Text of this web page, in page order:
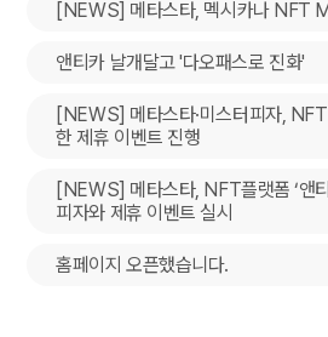
[NEWS] 메타스타, 멕시카나 NFT
앤티카 날개달고 '다오패스로 진화'
[NEWS] 메타스타·미스터피자, NFT
한 제휴 이벤트 진행
[NEWS] 메타스타, NFT플랫폼 ‘앤
피자와 제휴 이벤트 실시
홈페이지 오픈했습니다.